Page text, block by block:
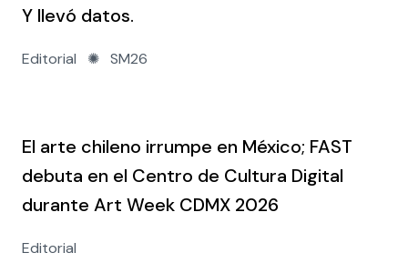
Y llevó datos.
Editorial ✺ SM26
El arte chileno irrumpe en México; FAST
debuta en el Centro de Cultura Digital
durante Art Week CDMX 2026
Editorial